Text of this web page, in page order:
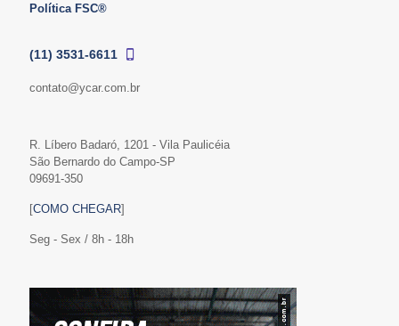
Política FSC®
(11) 3531-6611
contato@ycar.com.br
R. Líbero Badaró, 1201 - Vila Paulicéia
São Bernardo do Campo-SP
09691-350
[COMO CHEGAR]
Seg - Sex / 8h - 18h